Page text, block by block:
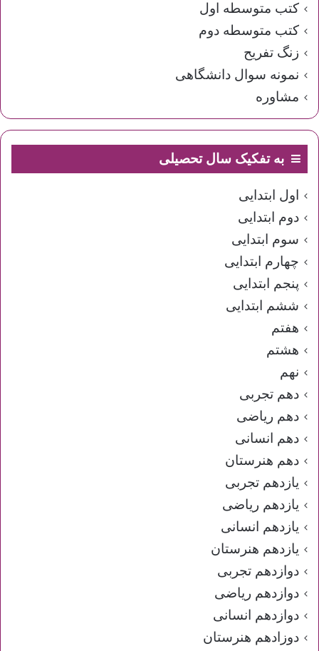
کتب متوسطه اول
کتب متوسطه دوم
زنگ تفریح
نمونه سوال دانشگاهی
مشاوره
به تفکیک سال تحصیلی
اول ابتدایی
دوم ابتدایی
سوم ابتدایی
چهارم ابتدایی
پنجم ابتدایی
ششم ابتدایی
هفتم
هشتم
نهم
دهم تجربی
دهم ریاضی
دهم انسانی
دهم هنرستان
یازدهم تجربی
یازدهم ریاضی
یازدهم انسانی
یازدهم هنرستان
دوازدهم تجربی
دوازدهم ریاضی
دوازدهم انسانی
دوزادهم هنرستان